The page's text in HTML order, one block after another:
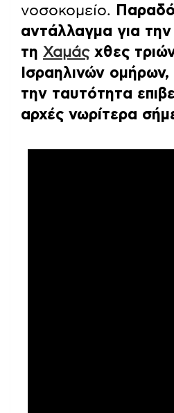
νοσοκομείο.
αντάλλαγμα για
τη Χαμάςχθες
Ισραηλινών
την ταυτότητα
αρχές νωρίτερα